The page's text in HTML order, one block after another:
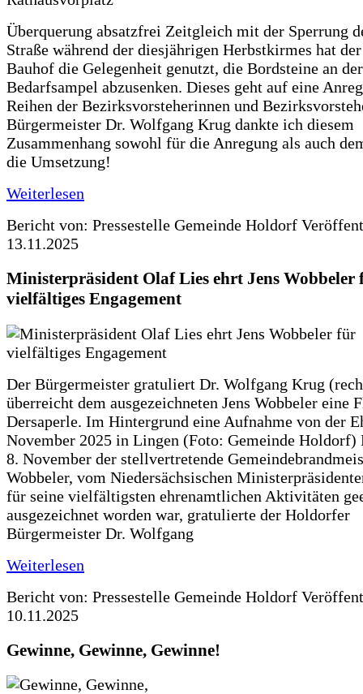
Überquerung absatzfrei Zeitgleich mit der Sperrung
Straße während der diesjährigen Herbstkirmes hat
Bauhof die Gelegenheit genutzt, die Bordsteine an der
Bedarfsampel abzusenken. Dieses geht auf eine
Reihen der Bezirksvorsteherinnen und
Bürgermeister Dr. Wolfgang Krug dankte ich diesem
Zusammenhang sowohl für die Anregung als auch
die Umsetzung!
Weiterlesen
Bericht von: Pressestelle Gemeinde Holdorf
13.11.2025
Ministerpräsident Olaf Lies ehrt Jens Wobbeler
vielfältiges Engagement
Der Bürgermeister gratuliert Dr. Wolfgang Krug
überreicht dem ausgezeichneten Jens Wobbeler eine
Dersaperle. Im Hintergrund eine Aufnahme von der
November 2025 in Lingen (Foto: Gemeinde Holdorf)
8. November der stellvertretende
Wobbeler, vom Niedersächsischen
für seine vielfältigsten ehrenamtlichen Aktivitäten
ausgezeichnet worden war, gratulierte der Holdorfer
Bürgermeister Dr. Wolfgang
Weiterlesen
Bericht von: Pressestelle Gemeinde Holdorf
10.11.2025
Gewinne, Gewinne, Gewinne!